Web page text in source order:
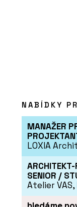
NABÍDKY
MANAŽER
LOXIA
SENIOR /
Atelier VAS,